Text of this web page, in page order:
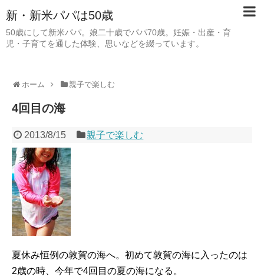
新・新米パパは50歳
50歳にして新米パパ。娘二十歳でパパ70歳。妊娠・出産・育
児・子育てを通した体験、思いなどを綴っています。
ホーム 親子で楽しむ
4回目の海
2013/8/15 親子で楽しむ
夏休み恒例の敦賀の海へ。初めて敦賀の海に入ったのは
2歳の時、今年で4回目の夏の海になる。